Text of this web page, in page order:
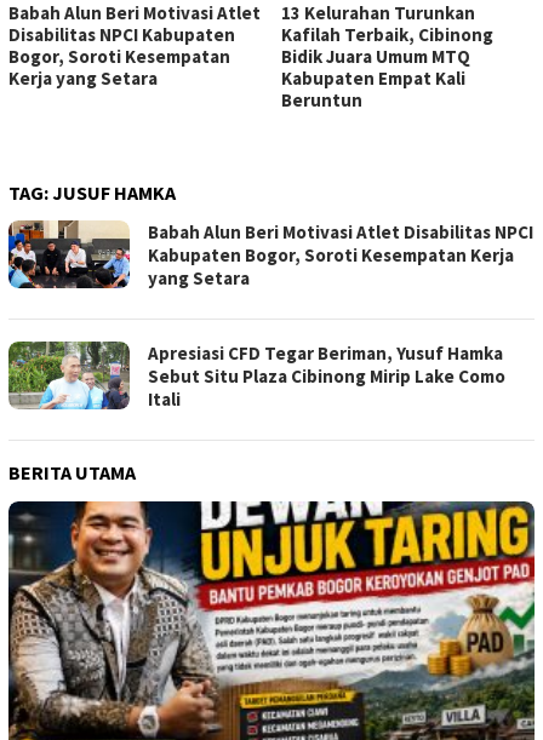
Babah Alun Beri Motivasi Atlet
Disabilitas NPCI Kabupaten
Bogor, Soroti Kesempatan
Kerja yang Setara
13 Kelurahan Turunkan
Kafilah Terbaik, Cibinong
Bidik Juara Umum MTQ
Kabupaten Empat Kali
Beruntun
TAG:JUSUF HAMKA
Babah Alun Beri Motivasi Atlet Disabilitas NPCI
Kabupaten Bogor, Soroti Kesempatan Kerja
yang Setara
Apresiasi CFD Tegar Beriman, Yusuf Hamka
Sebut Situ Plaza Cibinong Mirip Lake Como
Itali
BERITA UTAMA